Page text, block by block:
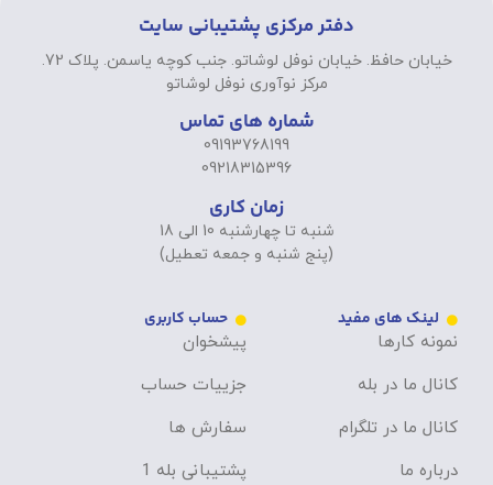
دفتر مرکزی پشتیبانی سایت
خیابان حافظ. خیابان نوفل لوشاتو. جنب کوچه یاسمن. پلاک 72.
مرکز نوآوری نوفل لوشاتو
شماره های تماس
09193768199
09218315396
زمان کاری
شنبه تا چهارشنبه 10 الی 18
(پنج شنبه و جمعه تعطیل)
لینک های مفید
نمونه کارها
کانال ما در بله
کانال ما در تلگرام
درباره ما
حساب کاربری
پیشخوان
جزییات حساب
سفارش ها
پشتیبانی بله 1